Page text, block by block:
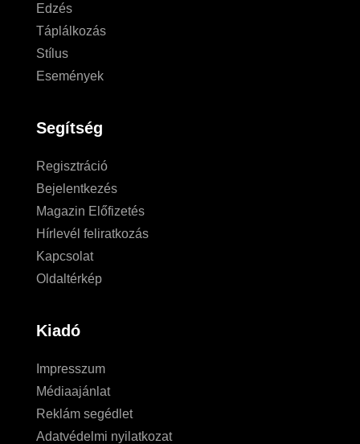
Edzés
Táplálkozás
Stílus
Események
Segítség
Regisztráció
Bejelentkezés
Magazin Előfizetés
Hírlevél feliratkozás
Kapcsolat
Oldaltérkép
Kiadó
Impresszum
Médiaajánlat
Reklám segédlet
Adatvédelmi nyilatkozat